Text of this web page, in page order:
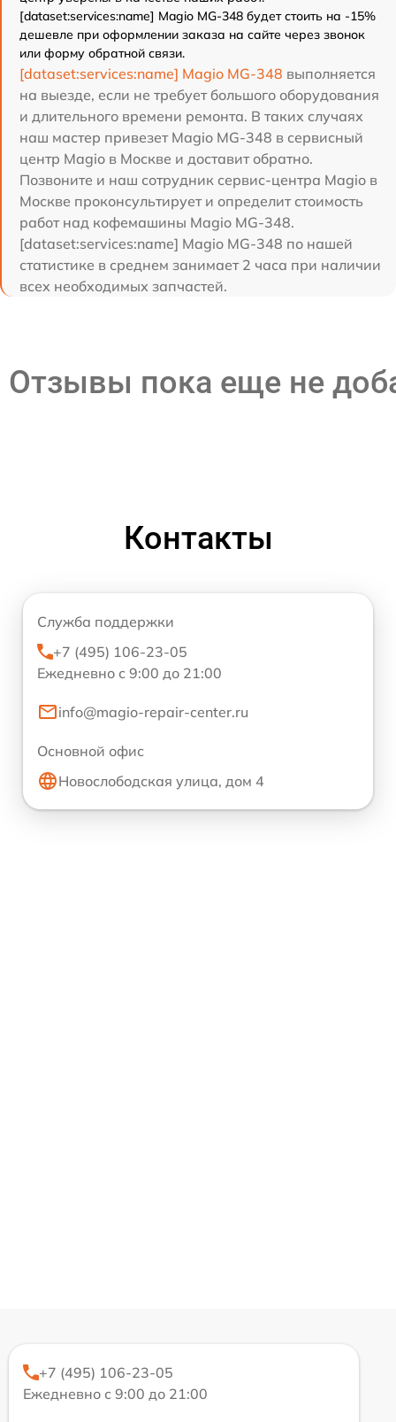
[dataset:services:name] Magio MG-348 будет стоить на -15%
дешевле при оформлении заказа на сайте через звонок
или форму обратной связи.
[dataset:services:name] Magio MG-348 выполняется
на выезде, если не требует большого оборудования
и длительного времени ремонта. В таких случаях
наш мастер привезет Magio MG-348 в сервисный
центр Magio в Москве и доставит обратно.
Позвоните и наш сотрудник сервис-центра Magio в
Москве проконсультирует и определит стоимость
работ над кофемашины Magio MG-348.
[dataset:services:name] Magio MG-348 по нашей
статистике в среднем занимает 2 часа при наличии
всех необходимых запчастей.
Отзывы пока еще не
Контакты
Служба поддержки
+7 (495) 106-23-05
Ежедневно с 9:00 до 21:00
info@magio-repair-center.ru
Основной офис
Новослободская улица, дом 4
+7 (495) 106-23-05
Ежедневно с 9:00 до 21:00